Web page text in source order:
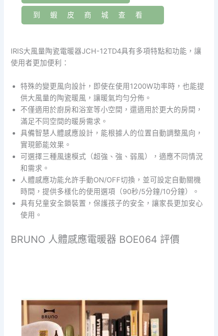
到蝦皮商城查看
IRIS大風量陶瓷電暖器JCH-12TD4具有多項特點和功能，讓
使用者更加便利：
特殊的變更風向設計，即使在使用1200W功率時，也能提
供大風量的陶瓷暖風，讓暖氣均勻分佈。
不僅適用於廚房和浴室等小空間，還適用於更大的房間，
滿足不同空間的暖房需求。
具備智慧人體感應設計，能根據人的位置自動調整風向，
實現節能效果。
可選擇三種風速模式（超強、強、弱風），適應不同情況
和需求。
人體感應功能允許手動ON/OFF切換，並可設定自動關機
時間，提供多樣化的使用選項（90秒/5分鐘/10分鐘）。
具有兒童安全鎖裝置，保護孩子的安全，讓家長更加安心
使用。
BRUNO 人體感應電暖器 BOE064 評價